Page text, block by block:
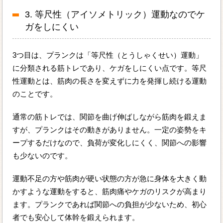
3. 等尺性（アイソメトリック）運動なのでケ
ガをしにくい
3つ目は、プランクは「等尺性（とうしゃくせい）運動」
に分類される筋トレであり、ケガをしにくい点です。等尺
性運動とは、筋肉の長さを変えずに力を発揮し続ける運動
のことです。
通常の筋トレでは、関節を曲げ伸ばしながら筋肉を鍛えま
すが、プランクはその動きがありません。一定の姿勢をキ
ープするだけなので、負荷が変化しにくく、関節への影響
も少ないのです。
運動不足の方や筋肉が硬い状態の方が急に身体を大きく動
かすような運動をすると、筋肉痛やケガのリスクが高まり
ます。プランクであれば関節への負担が少ないため、初心
者でも安心して体幹を鍛えられます。